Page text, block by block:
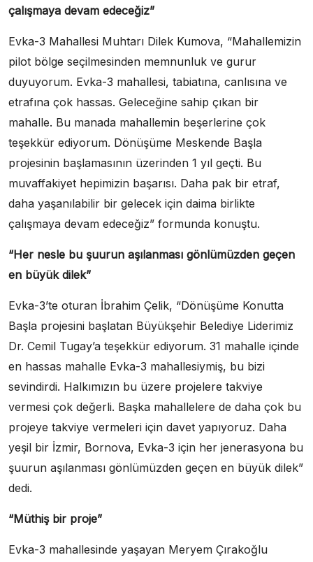
çalışmaya devam edeceğiz”
Evka-3 Mahallesi Muhtarı Dilek Kumova, “Mahallemizin
pilot bölge seçilmesinden memnunluk ve gurur
duyuyorum. Evka-3 mahallesi, tabiatına, canlısına ve
etrafına çok hassas. Geleceğine sahip çıkan bir
mahalle. Bu manada mahallemin beşerlerine çok
teşekkür ediyorum. Dönüşüme Meskende Başla
projesinin başlamasının üzerinden 1 yıl geçti. Bu
muvaffakiyet hepimizin başarısı. Daha pak bir etraf,
daha yaşanılabilir bir gelecek için daima birlikte
çalışmaya devam edeceğiz” formunda konuştu.
“Her nesle bu şuurun aşılanması gönlümüzden geçen
en büyük dilek”
Evka-3’te oturan İbrahim Çelik, “Dönüşüme Konutta
Başla projesini başlatan Büyükşehir Belediye Liderimiz
Dr. Cemil Tugay’a teşekkür ediyorum. 31 mahalle içinde
en hassas mahalle Evka-3 mahallesiymiş, bu bizi
sevindirdi. Halkımızın bu üzere projelere takviye
vermesi çok değerli. Başka mahallelere de daha çok bu
projeye takviye vermeleri için davet yapıyoruz. Daha
yeşil bir İzmir, Bornova, Evka-3 için her jenerasyona bu
şuurun aşılanması gönlümüzden geçen en büyük dilek”
dedi.
“Müthiş bir proje”
Evka-3 mahallesinde yaşayan Meryem Çırakoğlu